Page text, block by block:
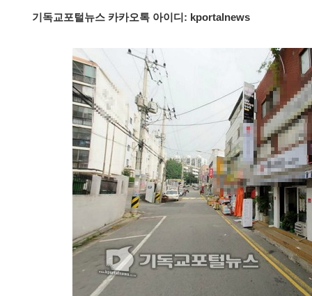
기독교포털뉴스 카카오톡 아이디: kportalnews